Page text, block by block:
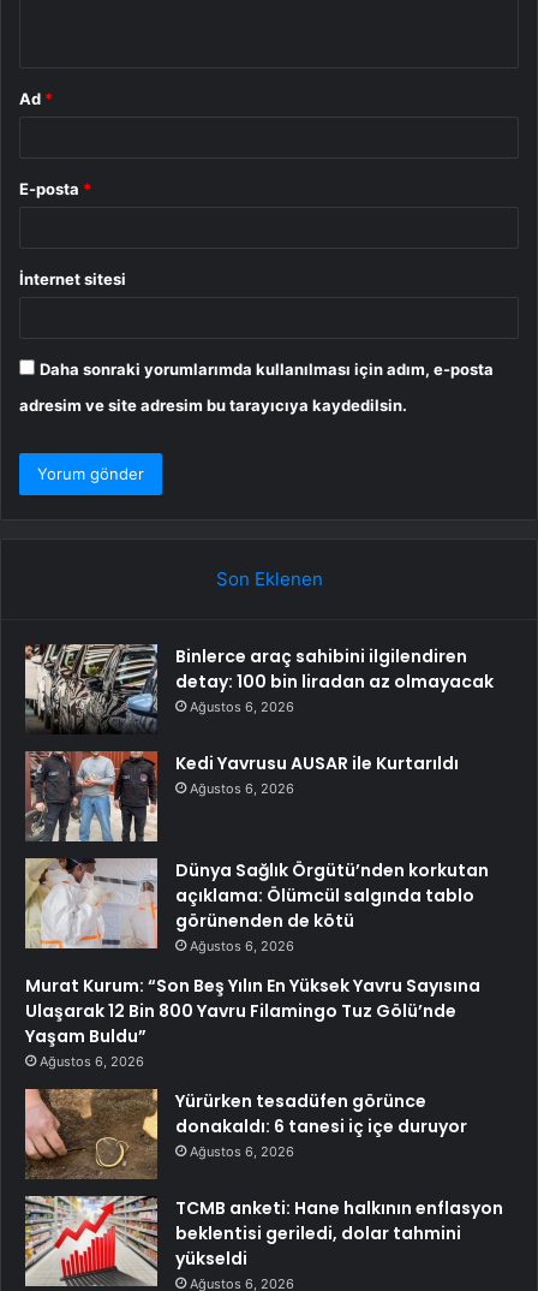
Ad *
E-posta *
İnternet sitesi
Daha sonraki yorumlarımda kullanılması için adım, e-posta
adresim ve site adresim bu tarayıcıya kaydedilsin.
Son Eklenen
Binlerce araç sahibini ilgilendiren
detay: 100 bin liradan az olmayacak
Ağustos 6, 2026
Kedi Yavrusu AUSAR ile Kurtarıldı
Ağustos 6, 2026
Dünya Sağlık Örgütü’nden korkutan
açıklama: Ölümcül salgında tablo
görünenden de kötü
Ağustos 6, 2026
Murat Kurum: “Son Beş Yılın En Yüksek Yavru Sayısına
Ulaşarak 12 Bin 800 Yavru Filamingo Tuz Gölü’nde
Yaşam Buldu”
Ağustos 6, 2026
Yürürken tesadüfen görünce
donakaldı: 6 tanesi iç içe duruyor
Ağustos 6, 2026
TCMB anketi: Hane halkının enflasyon
beklentisi geriledi, dolar tahmini
yükseldi
Ağustos 6, 2026